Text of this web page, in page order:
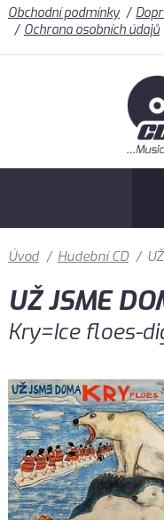
Obchodní podmínky
Ochrana osobních údajů
Úvod / Hudební CD /
UŽ JSME
Kry=Ice floes-